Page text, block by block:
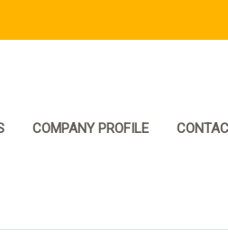
COMPANY PROFILE